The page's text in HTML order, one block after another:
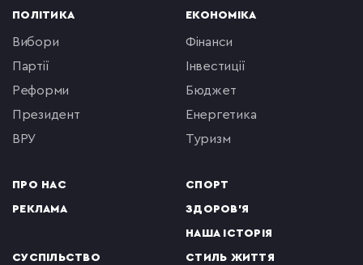
ПОЛІТИКА
вибори
партії
реформи
президент
ВРУ
ПРО НАС
РЕКЛАМА
ЕКОНОМІКА
фінанси
інвестиції
бюджет
енергетика
туризм
СПОРТ
ЗДОРОВ'Я
НАША ІСТОРІЯ
СУСПІЛЬСТВО СТИЛЬ ЖИТТЯ